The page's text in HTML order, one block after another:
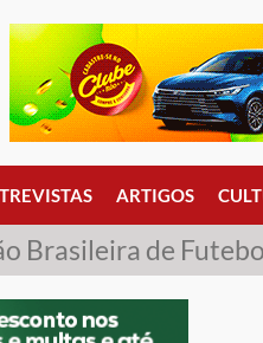
ARTIGOS
Brasileira de